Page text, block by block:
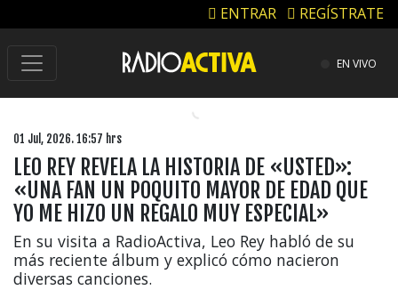
ENTRAR REGÍSTRATE
EN VIVO
01 Jul, 2026. 16:57 hrs
LEO REY REVELA LA HISTORIA DE «USTED»:
«UNA FAN UN POQUITO MAYOR DE EDAD QUE
YO ME HIZO UN REGALO MUY ESPECIAL»
En su visita a RadioActiva, Leo Rey habló de su
más reciente álbum y explicó cómo nacieron
diversas canciones.